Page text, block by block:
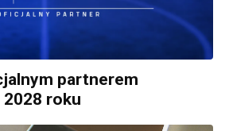
partnerem
roku